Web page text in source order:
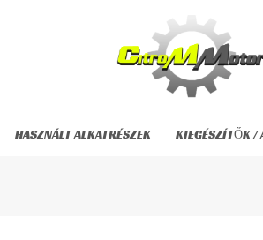
HASZNÁLT ALKATRÉSZEK KIEGÉSZÍTŐK /